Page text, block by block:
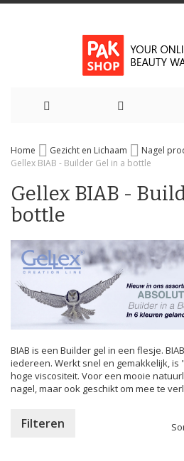
naar
de
inhoud
Home Gezicht en Lichaam
Nagel
Gellex BIAB - Builder Gel in a bottle
Gellex BIAB -
bottle
BIAB is een Builder gel in een flesje.
iedereen. Werkt snel en gemakkelijk,
hoge viscositeit. Voor een mooie
nagel, maar ook geschikt om mee te
Filteren